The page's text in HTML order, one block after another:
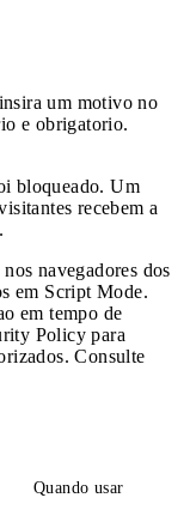
um motivo no
e obrigatorio.
bloqueado. Um
recebem a
navegadores dos
em Script Mode.
em tempo de
Policy para
Consulte
Quando usar